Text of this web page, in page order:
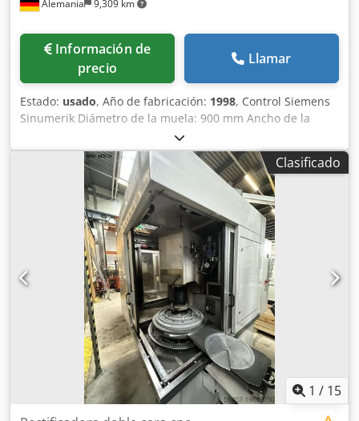
Alemania 9,309 km
Información de
precio
Llamar
Estado: usado, Año de fabricación: 1998, Control Siemens
Sinumerik Diámetro de la muela: 900 mm Ancho de la
muela: 20-80 mm Dsdpoxuv Udofx Af Tskr Según nuestra
evaluación, la máquina se encuentra en buen estado
usado. Hay 2 máquinas disponibles. Los accesorios,
herramientas y dispositivos de sujeción mostrados sólo
forman parte del suministro si así se indica en la
información adicional. ¡Reservado el derecho a cambios y
errores en los datos técnicos e información, así como la
venta previa!
Clasificado
1 / 15